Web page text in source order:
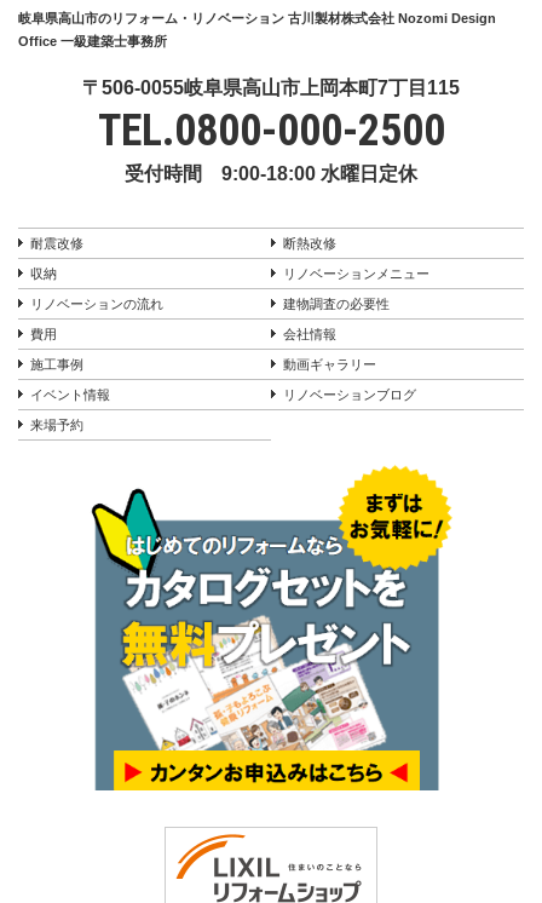
岐阜県高山市のリフォーム・リノベーション 古川製材株式会社 Nozomi Design
Office 一級建築士事務所
〒506-0055岐阜県高山市上岡本町7丁目115
TEL.0800-000-2500
受付時間 9:00-18:00 水曜日定休
耐震改修 断熱改修
収納 リノベーションメニュー
リノベーションの流れ 建物調査の必要性
費用 会社情報
施工事例 動画ギャラリー
イベント情報 リノベーションブログ
来場予約